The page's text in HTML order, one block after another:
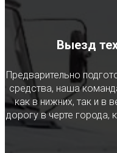
Выезд
Предварительно
средства, наша
как в нижних, так и в
дорогу в черте города,